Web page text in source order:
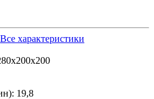
Все характеристики
19,8